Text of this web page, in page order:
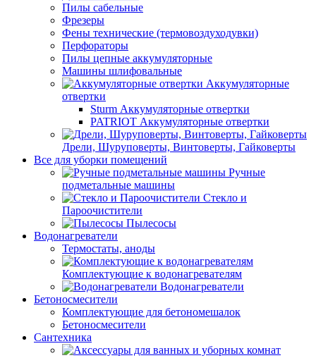
Пилы сабельные
Фрезеры
Фены технические (термовоздуходувки)
Перфораторы
Пилы цепные аккумуляторные
Машины шлифовальные
Аккумуляторные
отвертки
Sturm Аккумуляторные отвертки
PATRIOT Аккумуляторные отвертки
Дрели, Шуруповерты, Винтоверты, Гайковерты
Все для уборки помещений
Ручные
подметальные машины
Стекло и
Пароочистители
Пылесосы
Водонагреватели
Термостаты, аноды
Комплектующие к водонагревателям
Водонагреватели
Бетоносмесители
Комплектующие для бетономешалок
Бетоносмесители
Сантехника